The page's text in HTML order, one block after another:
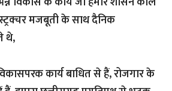
मजबूती के साथ दैनिक
थे,
कार्य बाधित से हैं, रोजगार के